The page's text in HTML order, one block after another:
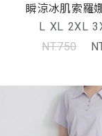
瞬涼冰肌索羅
L XL 2XL
NT.750